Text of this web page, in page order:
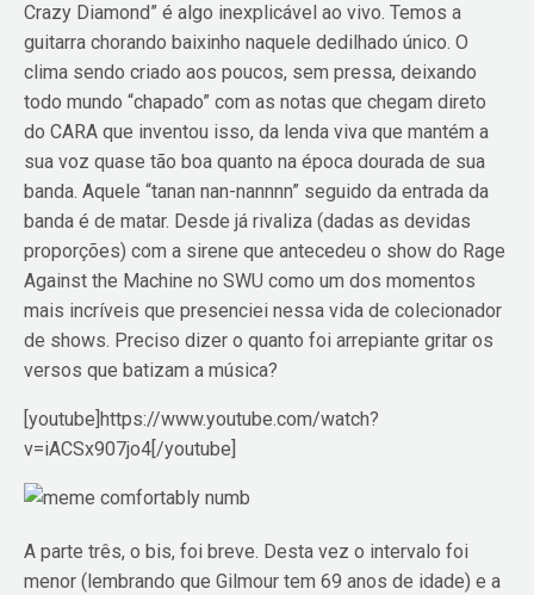
Crazy Diamond” é algo inexplicável ao vivo. Temos a
guitarra chorando baixinho naquele dedilhado único. O
clima sendo criado aos poucos, sem pressa, deixando
todo mundo “chapado” com as notas que chegam direto
do CARA que inventou isso, da lenda viva que mantém a
sua voz quase tão boa quanto na época dourada de sua
banda. Aquele “tanan nan-nannnn” seguido da entrada da
banda é de matar. Desde já rivaliza (dadas as devidas
proporções) com a sirene que antecedeu o show do Rage
Against the Machine no SWU como um dos momentos
mais incríveis que presenciei nessa vida de colecionador
de shows. Preciso dizer o quanto foi arrepiante gritar os
versos que batizam a música?
[youtube]https://www.youtube.com/watch?
v=iACSx907jo4[/youtube]
A parte três, o bis, foi breve. Desta vez o intervalo foi
menor (lembrando que Gilmour tem 69 anos de idade) e a